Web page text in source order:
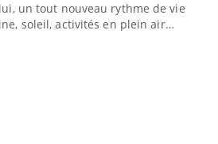
un tout nouveau rythme de vie !
soleil, activités en plein air…